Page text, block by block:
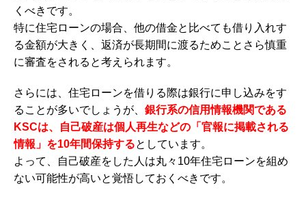
くべきです。
特に住宅ローンの場合、他の借金と比べても借り入れす
る金額が大きく、返済が長期間に渡るためことさら慎重
に審査をされると考えられます。
さらには、住宅ローンを借りる際は銀行に申し込みをす
ることが多いでしょうが、 銀行系の信用情報機関である
KSCは、自己破産は個人再生などの「官報に掲載される
情報」を10年間保持するとしています。
よって、自己破産をした人は丸々10年住宅ローンを組め
ない可能性が高いと覚悟しておくべきです。